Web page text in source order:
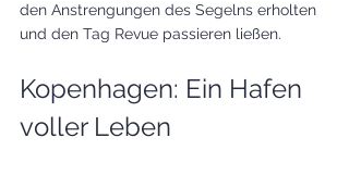
den Anstrengungen des Segelns erholten
und den Tag Revue passieren ließen.
Kopenhagen: Ein Hafen
voller Leben